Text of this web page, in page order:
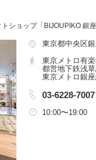
ショップ「BIJOUPIKO 銀座
東京都中央区
東京メトロ有
都営地下鉄浅
東京メトロ銀
03-6228-7007
10:00〜19:00